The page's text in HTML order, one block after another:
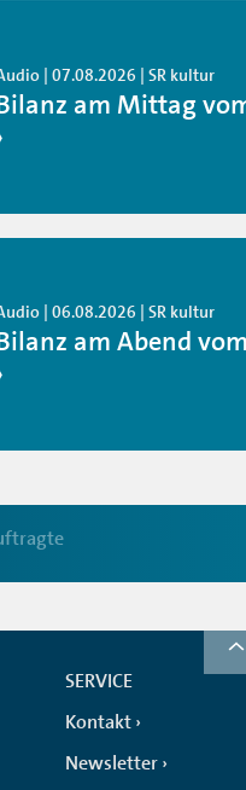
| 07.08.2026 | SR kultur
am Mittag
| 06.08.2026 | SR kultur
am Abend
SERVICE
Kontakt
Newsletter